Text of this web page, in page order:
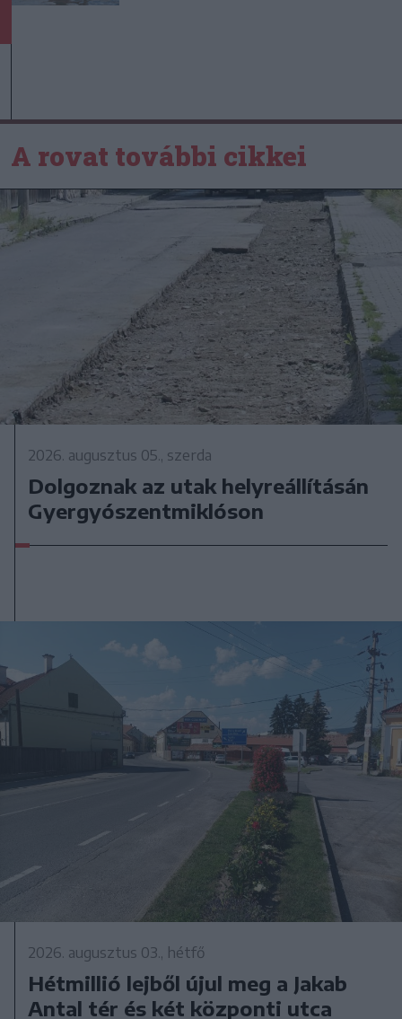
A rovat további cikkei
2026. augusztus 05., szerda
Dolgoznak az utak helyreállításán
Gyergyószentmiklóson
2026. augusztus 03., hétfő
Hétmillió lejből újul meg a Jakab
Antal tér és két központi utca